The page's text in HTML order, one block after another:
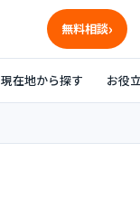
無料相談
現在地から探す お役